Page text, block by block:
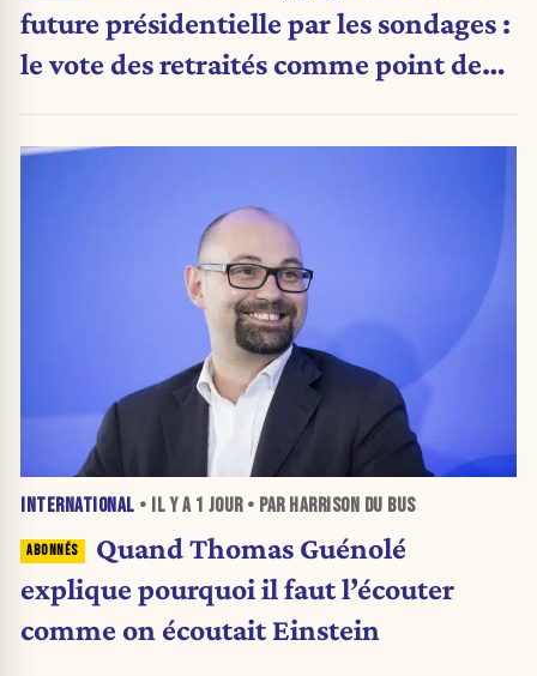
future présidentielle par les sondages :
le vote des retraités comme point de
INTERNATIONAL • IL Y A 1 JOUR• PAR HARRISON DU BUS
Quand Thomas Guénolé
explique pourquoi il faut l’écouter
comme on écoutait Einstein